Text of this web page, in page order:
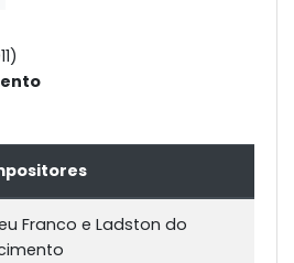
Franco e Ladston do